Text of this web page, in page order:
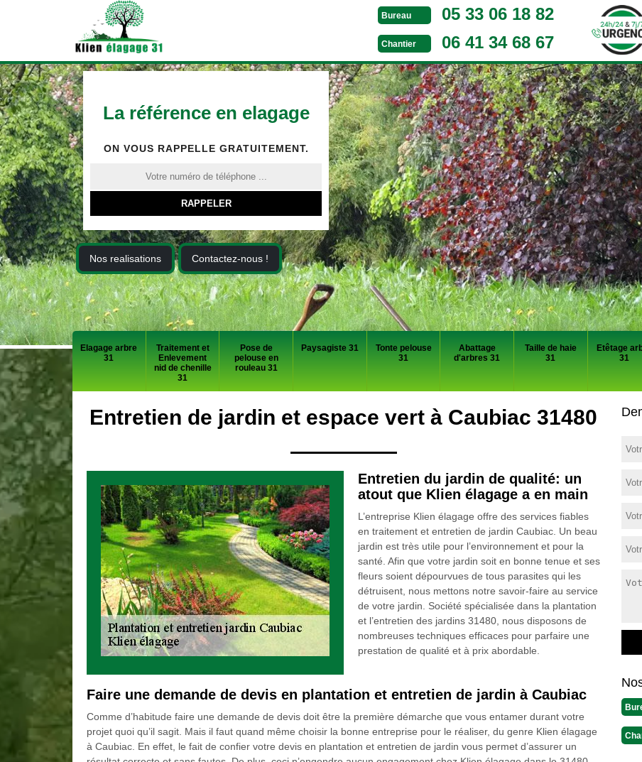
Bureau 05 33 06 18 82
Chantier 06 41 34 68 67
La référence en elagage
ON VOUS RAPPELLE GRATUITEMENT.
Nos realisations Contactez-nous !
Elagage arbre
31
Traitement et
Enlevement
nid de chenille
31
Pose de
pelouse en
rouleau 31
Paysagiste 31
Tonte pelouse
31
Abattage
d'arbres 31
Taille de haie
31
Etêtage
31
Entretien de jardin et espace vert à Caubiac 31480
Entretien du jardin de qualité: un
atout que Klien élagage a en main
L’entreprise Klien élagage offre des services fiables
en traitement et entretien de jardin Caubiac. Un beau
jardin est très utile pour l’environnement et pour la
santé. Afin que votre jardin soit en bonne tenue et ses
fleurs soient dépourvues de tous parasites qui les
détruisent, nous mettons notre savoir-faire au service
de votre jardin. Société spécialisée dans la plantation
et l’entretien des jardins 31480, nous disposons de
nombreuses techniques efficaces pour parfaire une
prestation de qualité et à prix abordable.
Faire une demande de devis en plantation et entretien de jardin à Caubiac
Comme d’habitude faire une demande de devis doit être la première démarche que vous entamer durant votre
projet quoi qu’il sagit. Mais il faut quand même choisir la bonne entreprise pour le réaliser, du genre Klien élagage
à Caubiac. En effet, le fait de confier votre devis en plantation et entretien de jardin vous permet d’assurer un